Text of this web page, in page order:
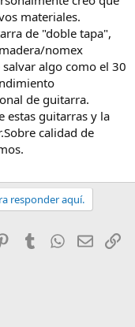
materiales.
de "doble tapa",
nomex
algo como el 30
de guitarra.
estas guitarras y la
calidad de
responder aquí.
PinterestTumblr WhatsApp
Email